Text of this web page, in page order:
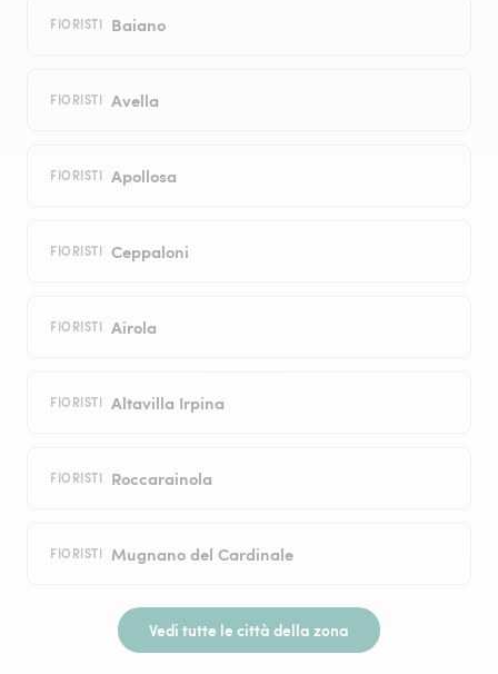
FIORISTI Baiano
FIORISTI Avella
FIORISTI Apollosa
FIORISTI Ceppaloni
FIORISTI Airola
FIORISTI Altavilla Irpina
FIORISTI Roccarainola
FIORISTI Mugnano del Cardinale
Vedi tutte le città della zona